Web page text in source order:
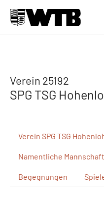
Verein 25192
SPG TSG
Verein SPG TSG
Namentliche
Begegnungen